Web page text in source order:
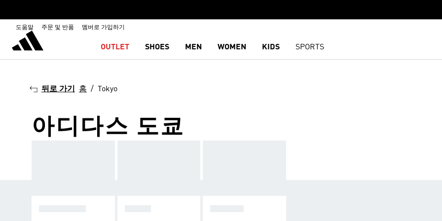
도움말 주문 및 반품 멤버로 가입하기
OUTLET SHOES MEN WOMEN KIDS SPORTS
뒤로 가기 홈 Tokyo
아디다스 도쿄